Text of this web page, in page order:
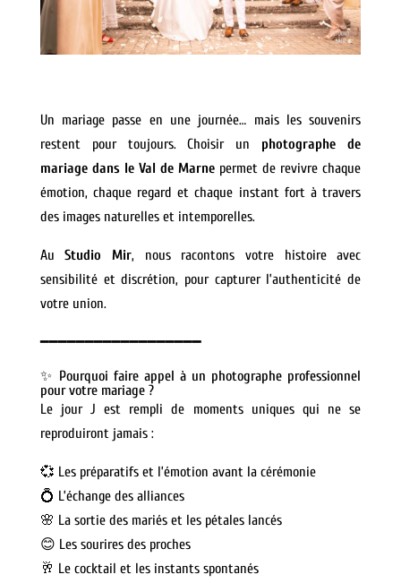
Un mariage passe en une journée… mais les souvenirs
restent pour toujours. Choisir un photographe de
mariage dans le Val de Marne permet de revivre chaque
émotion, chaque regard et chaque instant fort à travers
des images naturelles et intemporelles.
AuStudio Mir, nous racontons votre histoire avec
sensibilité et discrétion, pour capturer l’authenticité de
votre union.
━━━━━━━━━━━━━━━━━━
✨ Pourquoi faire appel à un photographe professionnel
pour votre mariage ?
Le jour J est rempli de moments uniques qui ne se
reproduiront jamais :
💞 Les préparatifs et l’émotion avant la cérémonie
💍 L’échange des alliances
🌸 La sortie des mariés et les pétales lancés
😊 Les sourires des proches
🥂 Le cocktail et les instants spontanés